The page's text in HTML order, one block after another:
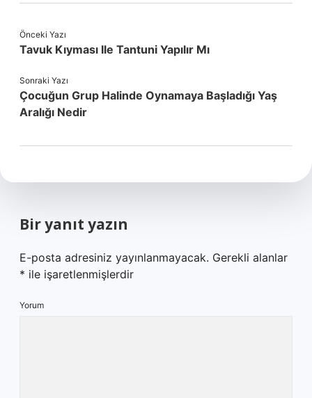
Önceki Yazı
Tavuk Kıyması Ile Tantuni Yapılır Mı
Sonraki Yazı
Çocuğun Grup Halinde Oynamaya Başladığı Yaş
Aralığı Nedir
Bir yanıt yazın
E-posta adresiniz yayınlanmayacak. Gerekli alanlar
* ile işaretlenmişlerdir
Yorum